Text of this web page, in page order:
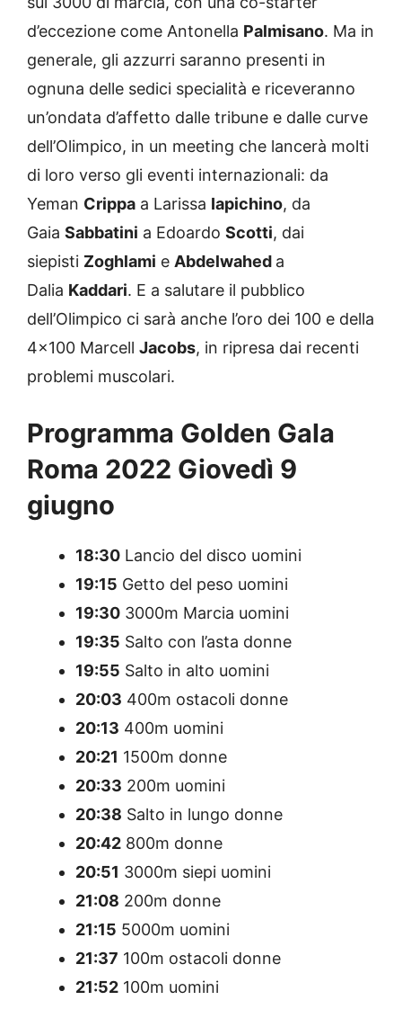
d’eccezione come Antonella Palmisano. Ma in
generale, gli azzurri saranno presenti in
ognuna delle sedici specialità e riceveranno
un’ondata d’affetto dalle tribune e dalle curve
dell’Olimpico, in un meeting che lancerà molti
di loro verso gli eventi internazionali: da
Yeman Crippa a Larissa Iapichino, da
Gaia Sabbatini a Edoardo Scotti, dai
siepisti Zoghlami e Abdelwahed a
Dalia Kaddari. E a salutare il pubblico
dell’Olimpico ci sarà anche l’oro dei 100 e della
4×100 Marcell Jacobs, in ripresa dai recenti
problemi muscolari.
Programma Golden Gala
Roma 2022 Giovedì 9
giugno
18:30 Lancio del disco uomini
19:15 Getto del peso uomini
19:30 3000m Marcia uomini
19:35 Salto con l’asta donne
19:55 Salto in alto uomini
20:03 400m ostacoli donne
20:13 400m uomini
20:21 1500m donne
20:33 200m uomini
20:38 Salto in lungo donne
20:42 800m donne
20:51 3000m siepi uomini
21:08 200m donne
21:15 5000m uomini
21:37 100m ostacoli donne
21:52 100m uomini